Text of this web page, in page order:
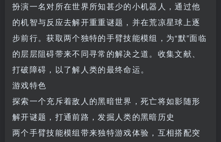
扮演一名对所在世界所知甚少的小机器人，通过他
的机智与反应去解开重重谜题，并在荒凉星球上逐
步前行。获取两个独特的手臂技能模组，为“默”面临
的层层阻碍带来不同寻常的解决之道。收集文献、
打破障碍，以了解人类的最终命运。
游戏特色
探索一个充斥着敌人的黑暗世界，死亡将如影随形
解开谜题，打通前路，发掘人类的黑暗历史
两个手臂技能模组带来独特游戏体验，互相搭配突